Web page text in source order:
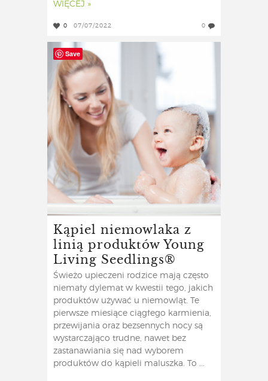
WIĘCEJ »
0 07/07/2022 0
Kąpiel niemowlaka z
linią produktów Young
Living Seedlings®
Świeżo upieczeni rodzice mają często
niemały dylemat w kwestii tego, jakich
produktów używać u niemowląt. Te
pierwsze miesiące ciągłego karmienia,
przewijania oraz bezsennych nocy są
wystarczająco trudne, nawet bez
zastanawiania się nad wyborem
produktów do kąpieli maluszka. To ...
Save